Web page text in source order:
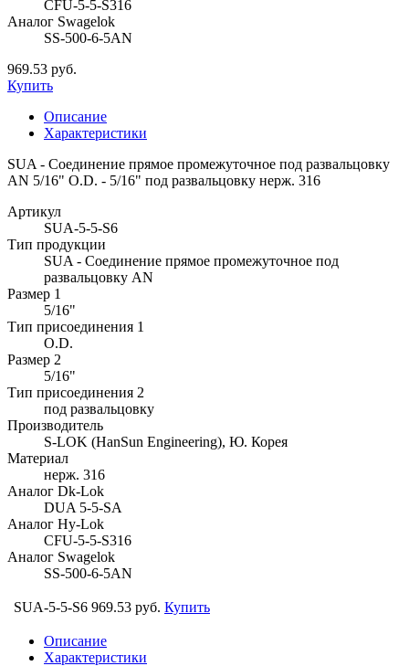
CFU-5-5-S316
Аналог Swagelok
SS-500-6-5AN
969.53 руб.
Купить
Описание
Характеристики
SUA - Соединение прямое промежуточное под развальцовку
AN 5/16" O.D. - 5/16" под развальцовку нерж. 316
Артикул
SUA-5-5-S6
Тип продукции
SUA - Соединение прямое промежуточное под
развальцовку AN
Размер 1
5/16"
Тип присоединения 1
O.D.
Размер 2
5/16"
Тип присоединения 2
под развальцовку
Производитель
S-LOK (HanSun Engineering), Ю. Корея
Материал
нерж. 316
Аналог Dk-Lok
DUA 5-5-SA
Аналог Hy-Lok
CFU-5-5-S316
Аналог Swagelok
SS-500-6-5AN
SUA-5-5-S6 969.53 руб. Купить
Описание
Характеристики